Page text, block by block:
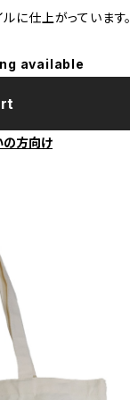
に仕上がっています。
available
の方向け